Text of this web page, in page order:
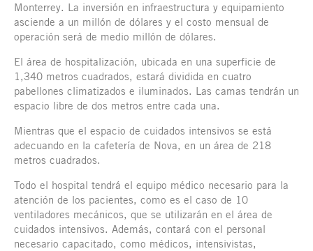
Monterrey. La inversión en infraestructura y equipamiento
asciende a un millón de dólares y el costo mensual de
operación será de medio millón de dólares.
El área de hospitalización, ubicada en una superficie de
1,340 metros cuadrados, estará dividida en cuatro
pabellones climatizados e iluminados. Las camas tendrán un
espacio libre de dos metros entre cada una.
Mientras que el espacio de cuidados intensivos se está
adecuando en la cafetería de Nova, en un área de 218
metros cuadrados.
Todo el hospital tendrá el equipo médico necesario para la
atención de los pacientes, como es el caso de 10
ventiladores mecánicos, que se utilizarán en el área de
cuidados intensivos. Además, contará con el personal
necesario capacitado, como médicos, intensivistas,